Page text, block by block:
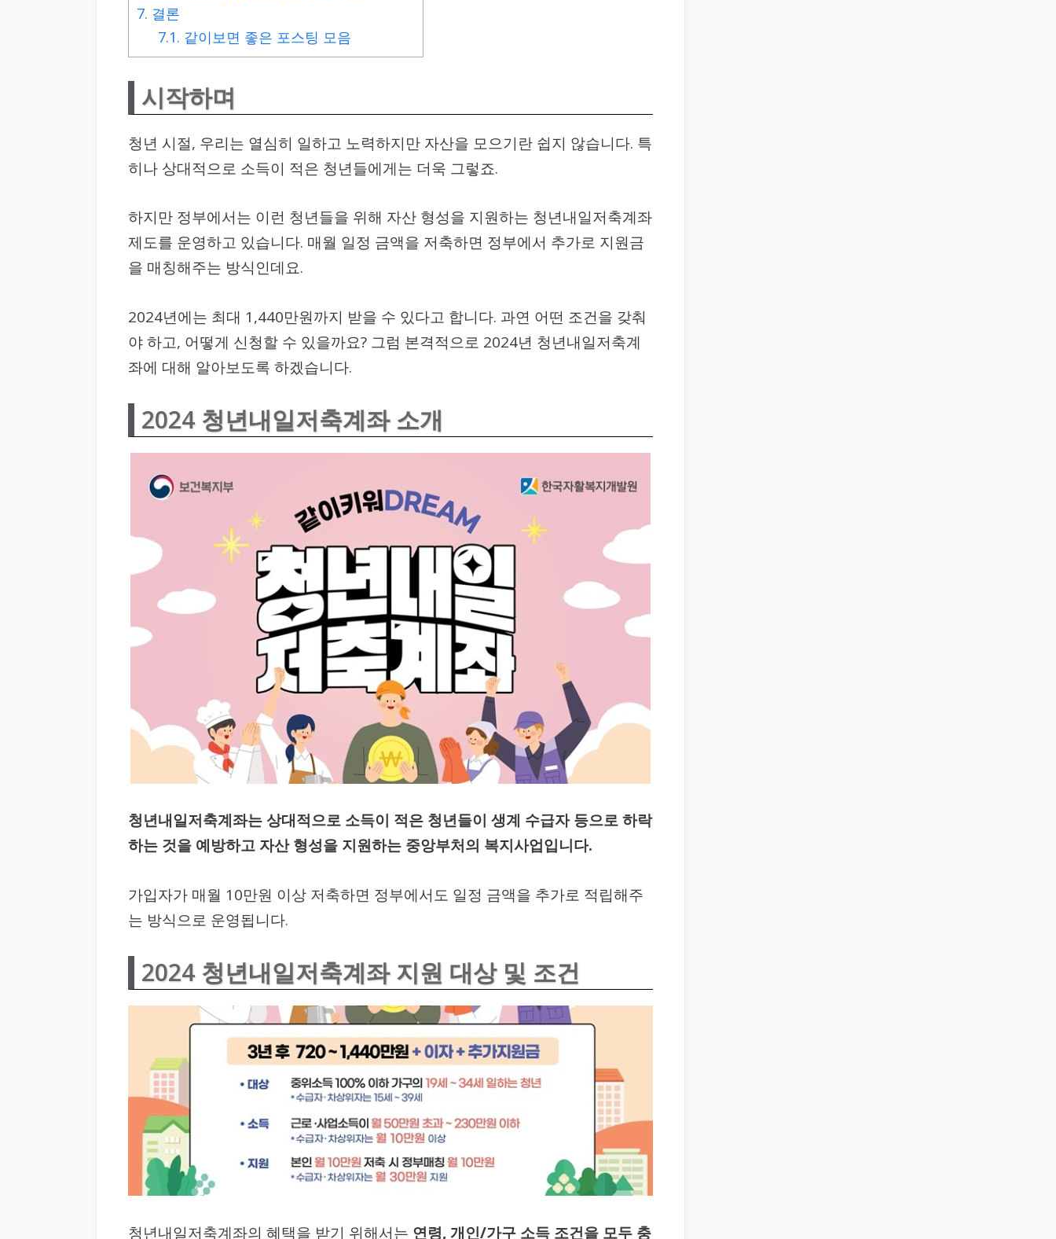
7. 결론
7.1. 같이보면 좋은 포스팅 모음
시작하며
청년 시절, 우리는 열심히 일하고 노력하지만 자산을 모으기란 쉽지 않습니다. 특
히나 상대적으로 소득이 적은 청년들에게는 더욱 그렇죠.
하지만 정부에서는 이런 청년들을 위해 자산 형성을 지원하는 청년내일저축계좌
제도를 운영하고 있습니다. 매월 일정 금액을 저축하면 정부에서 추가로 지원금
을 매칭해주는 방식인데요.
2024년에는 최대 1,440만원까지 받을 수 있다고 합니다. 과연 어떤 조건을 갖춰
야 하고, 어떻게 신청할 수 있을까요? 그럼 본격적으로 2024년 청년내일저축계
좌에 대해 알아보도록 하겠습니다.
2024 청년내일저축계좌 소개
청년내일저축계좌는 상대적으로 소득이 적은 청년들이 생계 수급자 등으로 하락
하는 것을 예방하고 자산 형성을 지원하는 중앙부처의 복지사업입니다.
가입자가 매월 10만원 이상 저축하면 정부에서도 일정 금액을 추가로 적립해주
는 방식으로 운영됩니다.
2024 청년내일저축계좌 지원 대상 및 조건
청년내일저축계좌의 혜택을 받기 위해서는 연령, 개인/가구 소득 조건을 모두 충